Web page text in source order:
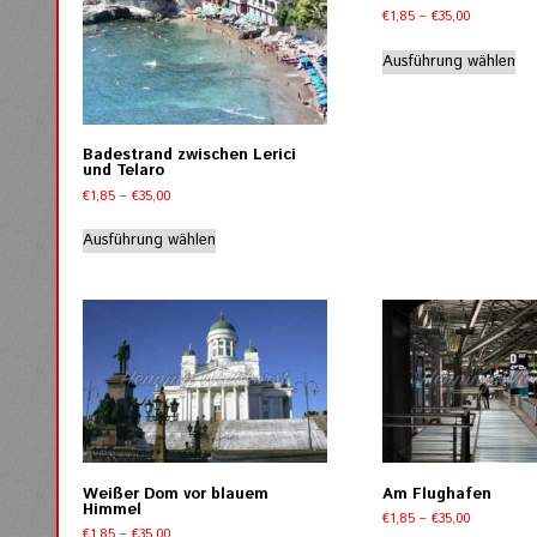
Badestrand zwischen Lerici
und Telaro
€1,85 – €35,00Preisspanne:
bis
€35,00
Ausführung wählen
Dieses
Produkt
mehrere
Varianten
auf.
Die
Optionen
können
auf
der
Produktseite
€1,85 –€35,00
bis
€35,00
Ausführung wählen
Weißer Dom vor blauem
Himmel
Am Flughafen
€1,85 –€35,00